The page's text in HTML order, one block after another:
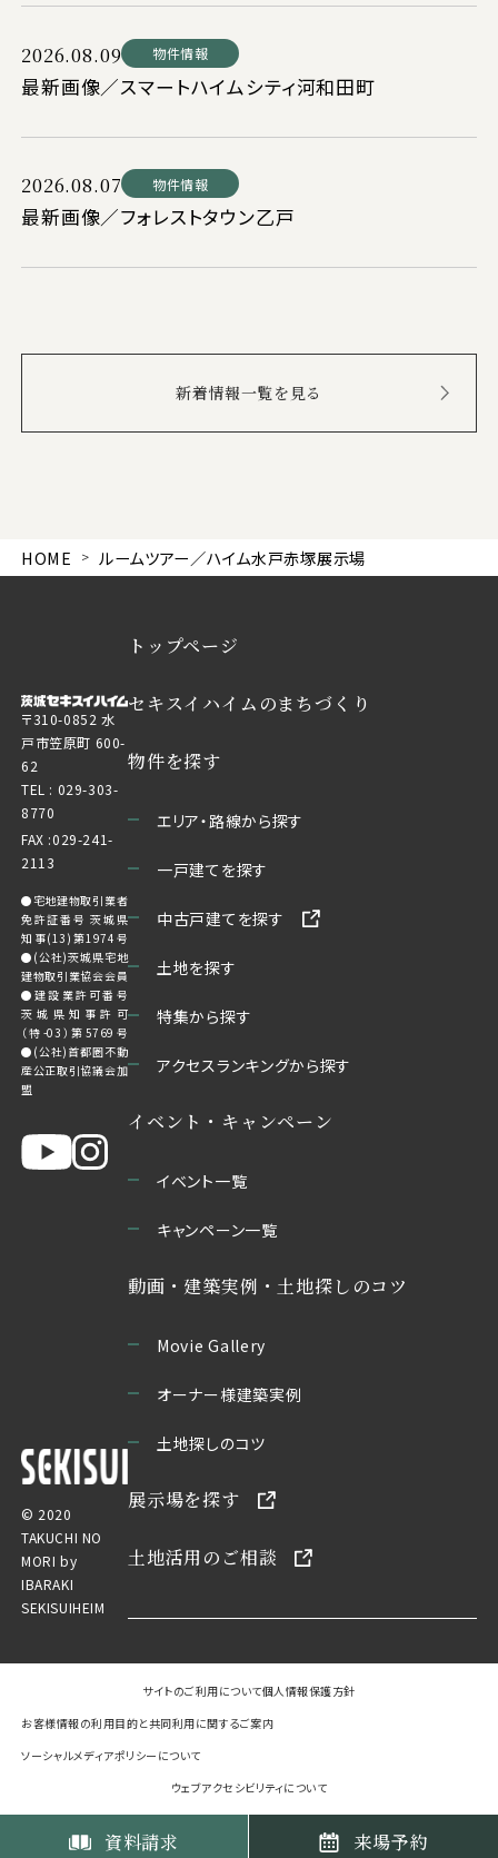
2026.08.09 物件情報
最新画像／スマートハイムシティ河和田町
2026.08.07 物件情報
最新画像／フォレストタウン乙戸
新着情報一覧を見る
HOME ルームツアー／ハイム水戸赤塚展示場
資料請求 来場予約
〒310-0852 水
戸市笠原町 600-
62
TEL : 029-303-
8770
FAX :029-241-
2113
●宅地建物取引業者
免許証番号 茨城県
知事(13)第1974号
●(公社)茨城県宅地
建物取引業協会会員
●建設業許可番号
茨城県知事許可
（特-03）第5769号
●(公社)首都圏不動
産公正取引協議会加
盟
© 2020
TAKUCHI NO
MORI by
IBARAKI
SEKISUIHEIM
トップページ
セキスイハイムのまちづくり
物件を探す
エリア・路線から探す
一戸建てを探す
中古戸建てを探す
土地を探す
特集から探す
アクセスランキングから探す
イベント・キャンペーン
イベント一覧
キャンペーン一覧
動画・建築実例・土地探しのコツ
Movie Gallery
オーナー様建築実例
土地探しのコツ
展示場を探す
土地活用のご相談
サイトのご利用について個人情報保護方針
お客様情報の利用目的と共同利用に関するご案内
ソーシャルメディアポリシーについて
ウェブアクセシビリティについて